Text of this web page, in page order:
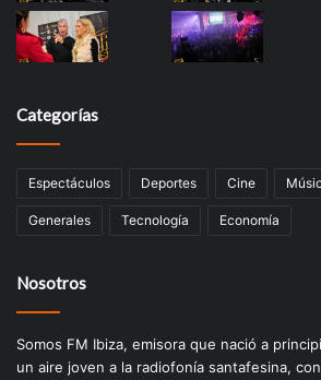
Categorías
Espectáculos Deportes Cine
Generales Tecnología Economía
Nosotros
Somos FM Ibiza, emisora que nació a
un aire joven a la radiofonía santafesina,